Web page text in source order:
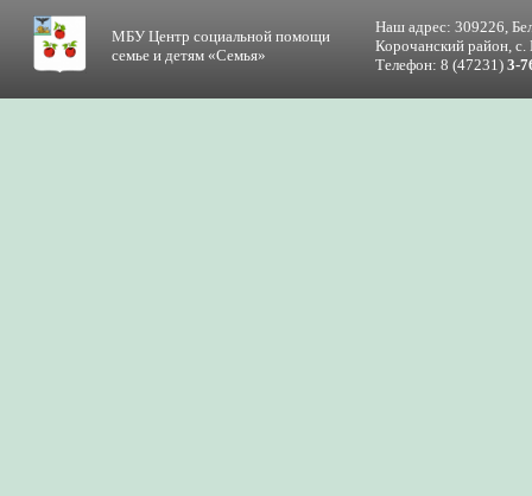
МБУ Центр социальной помощи
семье и детям «Семья»
Наш адрес: 309226,
Корочанский район,
Телефон: 8 (47231) 3-